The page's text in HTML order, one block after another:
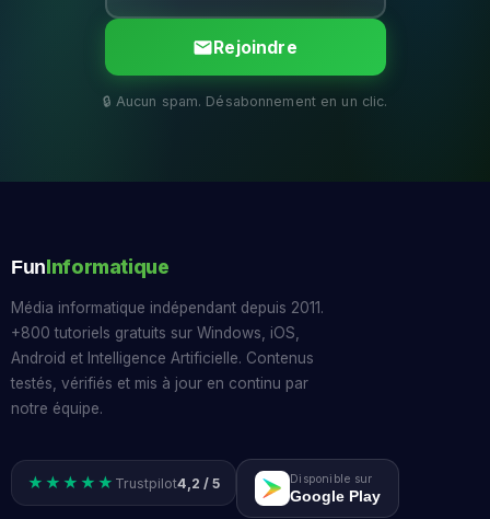
Rejoindre
FunInformatique
Média informatique indépendant depuis 2011.
+800 tutoriels gratuits sur Windows, iOS,
Android et Intelligence Artificielle. Contenus
testés, vérifiés et mis à jour en continu par
notre équipe.
★★★★★ Trustpilot4,2 / 5 Disponible sur
Google Play